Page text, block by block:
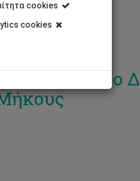
στο 7ο
cookies
cookies